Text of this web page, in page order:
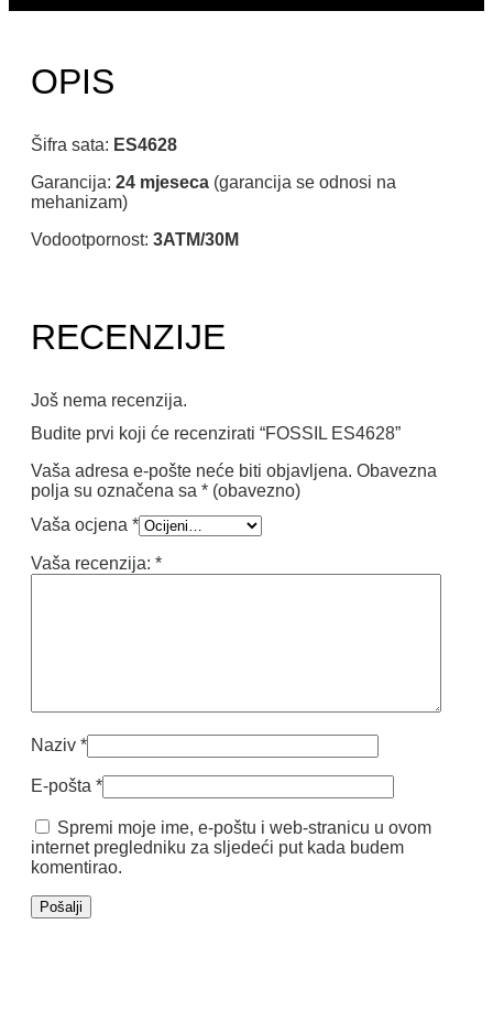
OPIS
Šifra sata: ES4628
Garancija: 24 mjeseca (garancija se odnosi na
mehanizam)
Vodootpornost: 3ATM/30M
RECENZIJE
Još nema recenzija.
Budite prvi koji će recenzirati “FOSSIL ES4628”
Vaša adresa e-pošte neće biti objavljena. Obavezna
polja su označena sa * (obavezno)
Vaša ocjena *
Vaša recenzija: *
Naziv *
E-pošta *
Spremi moje ime, e-poštu i web-stranicu u ovom
internet pregledniku za sljedeći put kada budem
komentirao.